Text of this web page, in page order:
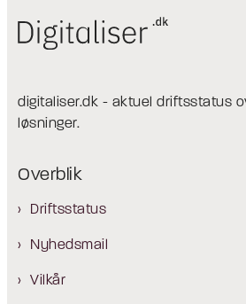
digitaliser.dk - aktuel driftsstatus
løsninger.
Overblik
Driftsstatus
Nyhedsmail
Vilkår